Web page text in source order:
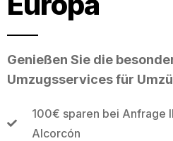
Genießen Sie die
Umzugsservices für
100€ sparen bei Anfrage
Alcorcón